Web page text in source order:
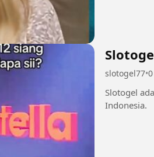
slotogel77•
Slotogel
Indonesia.